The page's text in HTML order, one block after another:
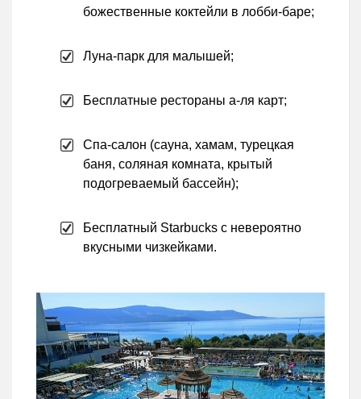
божественные коктейли в лобби-баре;
Луна-парк для малышей;
Бесплатные рестораны а-ля карт;
Спа-салон (сауна, хамам, турецкая
баня, соляная комната, крытый
подогреваемый бассейн);
Бесплатный Starbucks с невероятно
вкусными чизкейками.